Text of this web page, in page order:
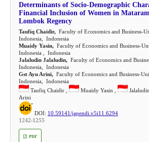
Determinants of Socio-Demographic
Financial Inclusion of Women in
Lombok Regency
Taufiq Chaidir,Faculty of Economics and Business-
Indonesia, Indonesia
Muaidy Yasin,Faculty of Economics and Business-
Indonesia , Indonesia
Jalaludin Jalaludin,Faculty of Economics and
Indonesia, Indonesia
Gst Ayu Arini,Faculty of Economics and Business-
Indonesia, Indonesia
Taufiq Chaidir ,
Muaidy Yasin ,
Arini
DOI: 10.59141/japendi.v5i11.6294
1242-1255
PDF